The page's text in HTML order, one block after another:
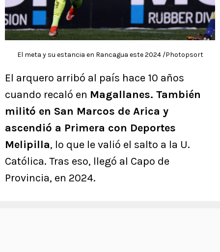
El meta y su estancia en Rancagua este 2024 /Photopsort
El arquero arribó al país hace 10 años
cuando recaló en Magallanes. También
militó en San Marcos de Arica y
ascendió a Primera con Deportes
Melipilla, lo que le valió el salto a la U.
Católica. Tras eso, llegó al Capo de
Provincia, en 2024.